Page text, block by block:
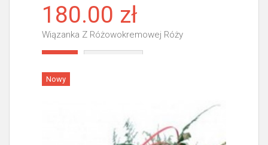
180.00 zł
Wiązanka Z Różowokremowej Róży
Nowy